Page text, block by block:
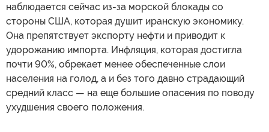
наблюдается сейчас из-за морской блокады со
стороны США, которая душит иранскую экономику.
Она препятствует экспорту нефти и приводит к
удорожанию импорта. Инфляция, которая достигла
почти 90%, обрекает менее обеспеченные слои
населения на голод, а и без того давно страдающий
средний класс — на еще большие опасения по поводу
ухудшения своего положения.